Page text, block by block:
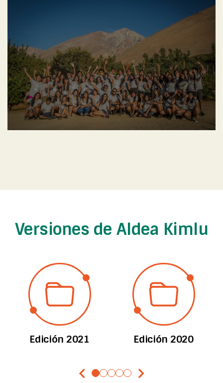
Versiones de Aldea Kimlu
Edición 2021 Edición 2020
chevron_left chevron_right